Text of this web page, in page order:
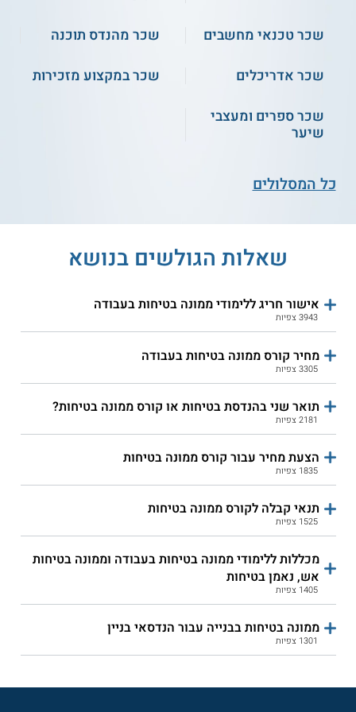
קרינה השתלמות גז טבעי לממונה
ממוני בטיחות
שכר טכנאי מחשבים
שכר מהנדס תוכנה
שכר אדריכלים
שכר במקצוע מזכירות
שכר ספרים ומעצבי
שיער
כל המסלולים
שאלות הגולשים בנושא
אישור חריג ללימודי ממונה בטיחות בעבודה
3943 צפיות
מחיר קורס ממונה בטיחות בעבודה
3305 צפיות
תואר שני בהנדסת בטיחות או קורס ממונה בטיחות?
2181 צפיות
הצעת מחיר עבור קורס ממונה בטיחות
1835 צפיות
תנאי קבלה לקורס ממונה בטיחות
1525 צפיות
מכללות ללימודי ממונה בטיחות בעבודה וממונה בטיחות
אש, נאמן בטיחות
1405 צפיות
ממונה בטיחות בבנייה עבור הנדסאי בניין
1301 צפיות